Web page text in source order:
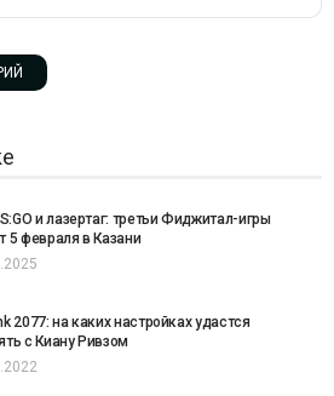
и лазертаг: третьи Фиджитал-игры
5 февраля в Казани
2077: на каких настройках удастся
с Киану Ривзом